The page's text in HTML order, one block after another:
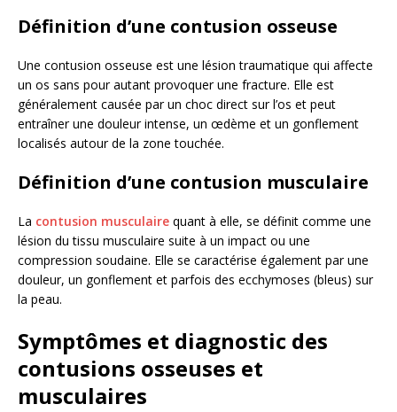
Définition d’une contusion osseuse
Une contusion osseuse est une lésion traumatique qui affecte
un os sans pour autant provoquer une fracture. Elle est
généralement causée par un choc direct sur l’os et peut
entraîner une douleur intense, un œdème et un gonflement
localisés autour de la zone touchée.
Définition d’une contusion musculaire
La contusion musculaire quant à elle, se définit comme une
lésion du tissu musculaire suite à un impact ou une
compression soudaine. Elle se caractérise également par une
douleur, un gonflement et parfois des ecchymoses (bleus) sur
la peau.
Symptômes et diagnostic des
contusions osseuses et
musculaires